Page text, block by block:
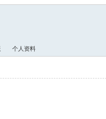
索
个人资料